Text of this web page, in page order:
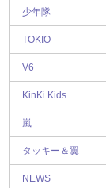
少年隊
TOKIO
V6
KinKi Kids
嵐
タッキー＆翼
NEWS